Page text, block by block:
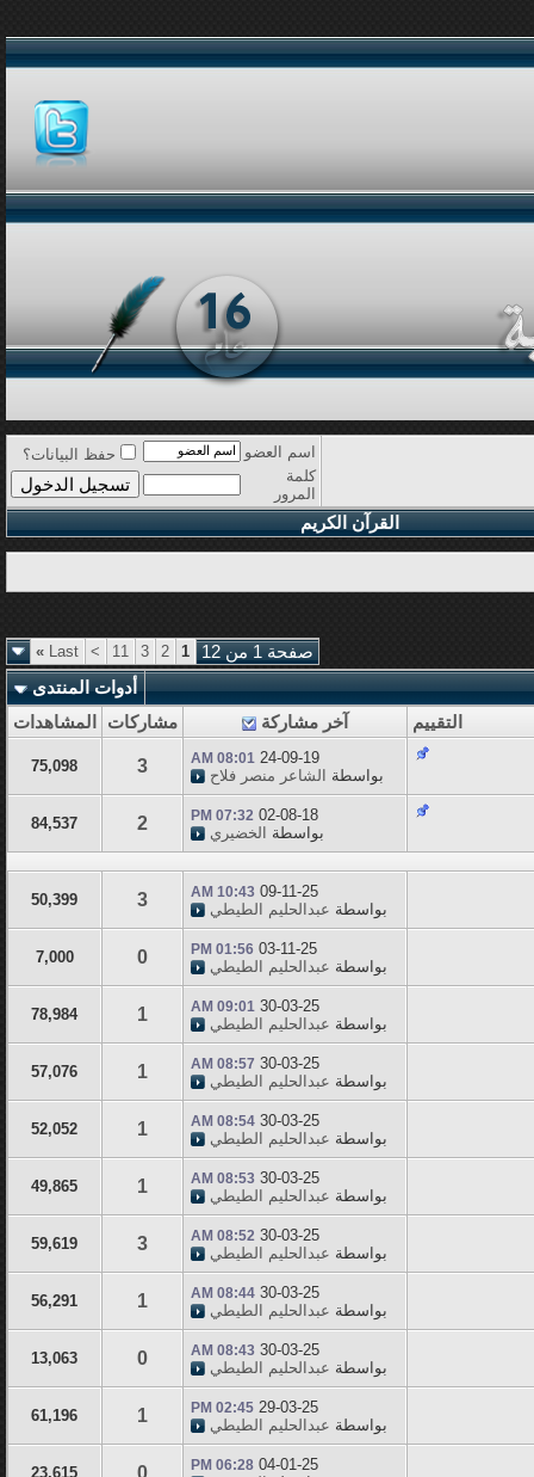
اسم العضو
حفظ البيانات؟
كلمة
المرور
القرآن الكريم
صفحة 1 من 12 1
2
3
11
>
Last
»
أدوات المنتدى
التقييم
آخر مشاركة مشاركات المشاهدات
24-09-19
08:01 AM
بواسطة الشاعر منصر فلاح 3
75,098
02-08-18
07:32 PM
بواسطة الخضيري 2
84,537
09-11-25
10:43 AM
بواسطة عبدالحليم الطيطي 3
50,399
03-11-25
01:56 PM
بواسطة عبدالحليم الطيطي 0
7,000
30-03-25
09:01 AM
بواسطة عبدالحليم الطيطي 1
78,984
30-03-25
08:57 AM
بواسطة عبدالحليم الطيطي 1
57,076
30-03-25
08:54 AM
بواسطة عبدالحليم الطيطي 1
52,052
30-03-25
08:53 AM
بواسطة عبدالحليم الطيطي 1
49,865
30-03-25
08:52 AM
بواسطة عبدالحليم الطيطي 3
59,619
30-03-25
08:44 AM
بواسطة عبدالحليم الطيطي 1
56,291
30-03-25
08:43 AM
بواسطة عبدالحليم الطيطي 0
13,063
29-03-25
02:45 PM
بواسطة عبدالحليم الطيطي 1
61,196
04-01-25
06:28 PM
0
23,615